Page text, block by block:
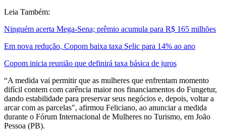
Leia Também:
Ninguém acerta Mega-Sena; prêmio acumula para R$ 165 milhões
Em nova redução, Copom baixa taxa Selic para 14% ao ano
Copom inicia reunião que definirá taxa básica de juros
“A medida vai permitir que as mulheres que enfrentam momento
difícil contem com carência maior nos financiamentos do Fungetur,
dando estabilidade para preservar seus negócios e, depois, voltar a
arcar com as parcelas", afirmou Feliciano, ao anunciar a medida
durante o Fórum Internacional de Mulheres no Turismo, em João
Pessoa (PB).